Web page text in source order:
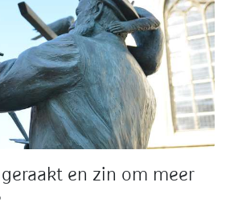
en zin om meer